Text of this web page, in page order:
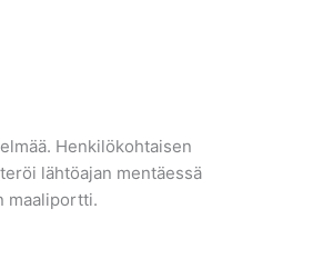
Henkilökohtaisen
lähtöajan mentäessä
maaliportti.